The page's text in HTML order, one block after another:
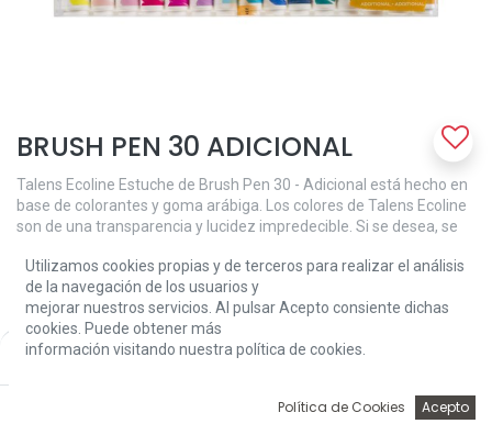
Price:
Add to Cart
BRUSH PEN 30 ADICIONAL
Talens Ecoline Estuche de Brush Pen 30 - Adicional está hecho en
base de colorantes y goma arábiga. Los colores de Talens Ecoline
son de una transparencia y lucidez impredecible. Si se desea, se
con agua o con el Brush Pen blender (mezclador para rotulador
pincel). Para conservar bien los colores, se aconseja guardar las
obras en una carpeta. La fórmula concentrada de Talens Ecoline
de los Brush Pen compagina perfectamente con la Ecoline de los
frascos. Con el Brush Pen blender (mezclador para rotulador
deslavados y transiciones de colores. Si se te olvida tapar el Brush
Pen, no hay problema: la punta vuelve a su estado original
Utilizamos cookies propias y de terceros para realizar el análisis
de la navegación de los usuarios y
mejorar nuestros servicios. Al pulsar Acepto consiente dichas
cookies. Puede obtener más
información visitando nuestra política de cookies.
Política de Cookies Acepto